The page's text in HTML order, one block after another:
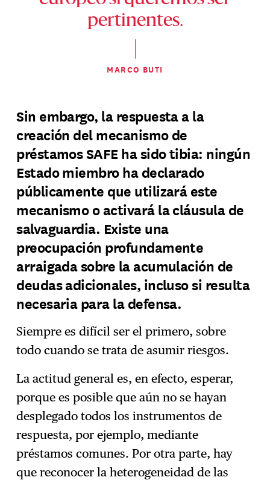
pertinentes.
MARCO BUTI
Sin embargo, la respuesta a la
creación del mecanismo de
préstamos SAFE ha sido tibia: ningún
Estado miembro ha declarado
públicamente que utilizará este
mecanismo o activará la cláusula de
salvaguardia. Existe una
preocupación profundamente
arraigada sobre la acumulación de
deudas adicionales, incluso si resulta
necesaria para la defensa.
Siempre es difícil ser el primero, sobre
todo cuando se trata de asumir riesgos.
La actitud general es, en efecto, esperar,
porque es posible que aún no se hayan
desplegado todos los instrumentos de
respuesta, por ejemplo, mediante
préstamos comunes. Por otra parte, hay
que reconocer la heterogeneidad de las